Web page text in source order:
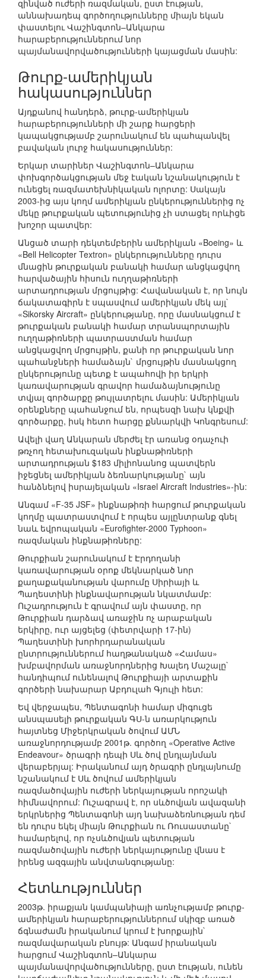
զինված ուժերի ռազմական, ըստ էության,
աննախադեպ գործողությունները միայն եկան
փաստելու Վաշինգտոն–Անկարա
հարաբերություններում նոր
պայմանավորվածությունների կայացման մասին:
Թուրք-ամերիկյան
հակասություններ
Այդքանով հանդերձ, թուրք-ամերիկյան
հարաբերությունների մի շարք հարցերի
կապակցությամբ շարունակում են պահպանվել
բավական լուրջ հակասություններ:
Երկար տարիներ Վաշինգտոն–Անկարա
փոխգործակցության մեջ էական նշանակություն է
ունեցել ռազմատեխնիկական ոլորտը: Սակայն
2003-ից այս կողմ ամերիկյան ընկերություններից ոչ
մեկը թուրքական պետությունից չի ստացել որևիցե
խոշոր պատվեր:
Անցած տարի դեկտեմբերին ամերիկյան «Boeing» և
«Bell Helicopter Textron» ընկերությունները դուրս
մնացին թուրքական բանակի համար անցկացվող
հարվածային հիսուն ուղղաթիռների
արտադրության մրցույթից: Հավանական է, որ նույն
ճակատագիրն է սպասվում ամերիկյան մեկ այլ`
«Sikorsky Aircraft» ընկերությանը, որը մասնակցում է
թուրքական բանակի համար տրանսպորտային
ուղղաթիռների պատրաստման համար
անցկացվող մրցույթին, քանի որ թուրքական նոր
պահանջների համաձայն` մրցույթին մասնակցող
ընկերությունը պետք է ապահովի իր երկրի
կառավարության գրավոր համաձայնությունը
տվյալ գործարքը թույլատրելու մասին: Ամերիկյան
օրենքները պահանջում են, որպեսզի նախ կնքվի
գործարքը, իսկ հետո հարցը քննարկվի Կոնգրեսում:
Ավելի վաղ Անկարան մերժել էր առանց օդաչուի
թռչող հետախուզական ինքնաթիռների
արտադրության $183 միլիոնանոց պատվերն
իջեցնել ամերիկյան ձեռնարկությանը` այն
հանձնելով իսրայելական «Israel Aircraft Industries»-ին:
Անգամ «F-35 JSF» ինքնաթիռի հարցում թուրքական
կողմը պատրաստվում է որպես այլընտրանք գնել
նաև եվրոպական «Eurofighter-2000 Typhoon»
ռազմական ինքնաթիռները:
Թուրքիան շարունակում է Էրդողանի
կառավարության օրոք մեկնարկած նոր
քաղաքականության վարումը Սիրիայի և
Պաղեստինի ինքնավարության նկատմամբ:
Ուշադրություն է գրավում այն փաստը, որ
Թուրքիան դարձավ առաջին ոչ արաբական
երկիրը, ուր այցելեց (փետրվարի 17-ին)
Պաղեստինի խորհրդարանական
ընտրություններում հաղթանակած «Համաս»
խմբավորման առաջնորդներից Խալեդ Մաշալը`
հանդիպում ունենալով Թուրքիայի արտաքին
գործերի նախարար Աբդուլահ Գյուլի հետ:
Եվ վերջապես, Պենտագոնի համար միգուցե
անսպասելի թուրքական ԳՍ-ն առարկություն
հայտնեց Միջերկրական ծովում ԱՄՆ
առաջնորդությամբ 2001թ. գործող «Operative Active
Endeavour» ծրագրի դեպի Սև ծով ընդլայնման
վերաբերյալ: Իրականում այդ ծրագրի ընդլայնումը
նշանակում է Սև ծովում ամերիկյան
ռազմածովային ուժերի ներկայության որոշակի
հիմնավորում: Ուշագրավ է, որ սևծովյան ավազանի
երկրներից Պենտագոնի այդ նախաձեռնության դեմ
են դուրս եկել միայն Թուրքիան ու Ռուսաստանը`
համարելով, որ ոչսևծովյան պետության
ռազմածովային ուժերի ներկայությունը վնաս է
իրենց ազգային անվտանգությանը:
Հետևություններ
2003թ. իրաքյան կամպանիայի առնչությամբ թուրք-
ամերիկյան հարաբերություններում սկիզբ առած
ճգնաժամն իրականում կրում է խորքային`
ռազմավարական բնույթ: Անգամ իրանական
հարցում Վաշինգտոն–Անկարա
պայմանավորվածությունները, ըստ էության, ունեն